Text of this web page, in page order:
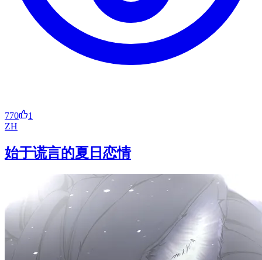
770
1
ZH
始于谎言的夏日恋情